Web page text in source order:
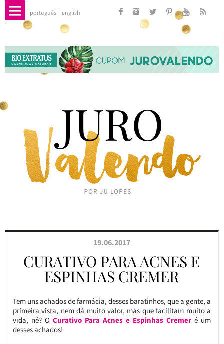
português english
19.06.2017
CURATIVO PARA ACNES E
ESPINHAS CREMER
Tem uns achados de farmácia, desses baratinhos, que a gente, a
primeira vista, nem dá muito valor, mas que facilitam muito a
vida, né? O Curativo Para Acnes e Espinhas Cremer é um
desses achados!